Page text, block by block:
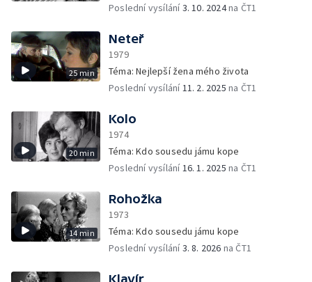
Poslední vysílání3. 10. 2024na ČT1
25 min
Neteř
1979
Téma: Nejlepší žena mého života
Poslední vysílání11. 2. 2025 na ČT1
20 min
Kolo
1974
Téma: Kdo sousedu jámu kope
Poslední vysílání16. 1. 2025 na ČT1
14 min
Rohožka
1973
Téma: Kdo sousedu jámu kope
Poslední vysílání3. 8. 2026 na ČT1
Klavír